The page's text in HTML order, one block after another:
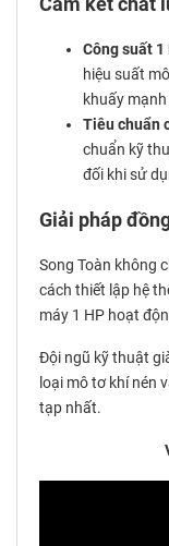
Công suất 1
hiệu suất
khuấy
Tiêu chuẩn
chuẩn kỹ
đối khi sử
Giải pháp
Song Toàn không
cách thiết lập hệ
máy 1 HP hoạt
Đội ngũ kỹ thuật
loại mô tơ khí nén
tạp nhất.